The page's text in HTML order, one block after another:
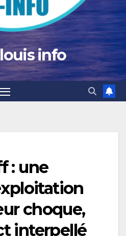
info
: une
choque,
interpellé